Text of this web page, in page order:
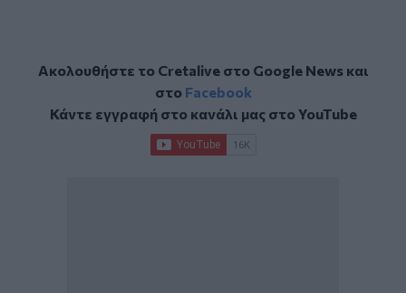
Ακολουθήστε το Cretalive στο Google Newsκαι
στο Facebook
Κάντε εγγραφή στο κανάλι μας στοYouTube